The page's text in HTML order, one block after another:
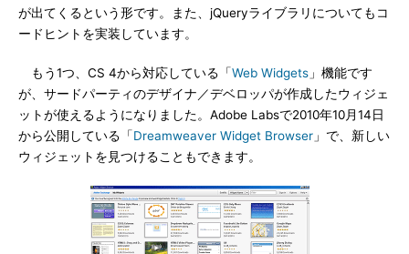
が出てくるという形です。また、jQueryライブラリについてもコ
ードヒントを実装しています。
もう1つ、CS 4から対応している「Web Widgets 」機能です
が、サードパーティのデザイナ／デベロッパが作成したウィジェ
ットが使えるようになりました。Adobe Labsで2010年10月14日
から公開している「Dreamweaver Widget Browser 」で、新しい
ウィジェットを見つけることもできます。